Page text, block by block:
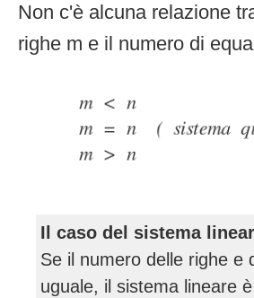
Non c'è alcuna relazione
righe m e il numero di
Il caso del sistema
Se il numero delle righe e
uguale, il sistema lineare